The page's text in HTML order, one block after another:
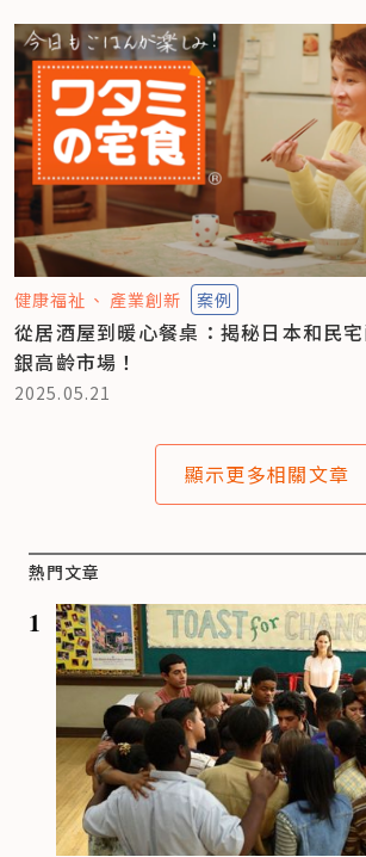
健康福祉 產業創新 案例
從居酒屋到暖心餐桌：揭秘日本和民
銀高齡市場！
2025.05.21
顯示更多相關文章
熱門文章
1